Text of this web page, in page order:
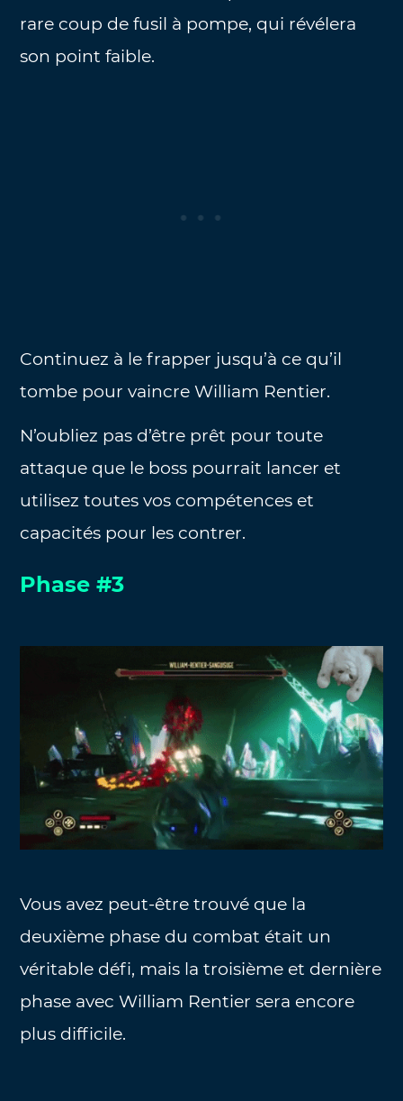
rare coup de fusil à pompe, qui révélera
son point faible.
Continuez à le frapper jusqu’à ce qu’il
tombe pour vaincre William Rentier.
N’oubliez pas d’être prêt pour toute
attaque que le boss pourrait lancer et
utilisez toutes vos compétences et
capacités pour les contrer.
Phase #3
Vous avez peut-être trouvé que la
deuxième phase du combat était un
véritable défi, mais la troisième et dernière
phase avec William Rentier sera encore
plus difficile.